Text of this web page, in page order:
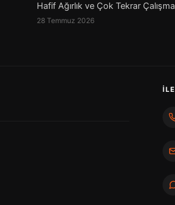
Hafif Ağırlık ve Çok Tekrar
28 Temmuz 2026